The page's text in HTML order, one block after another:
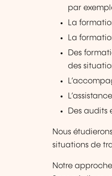
par
La
La
Des
des
Des audits
Nous
situations de
Notre